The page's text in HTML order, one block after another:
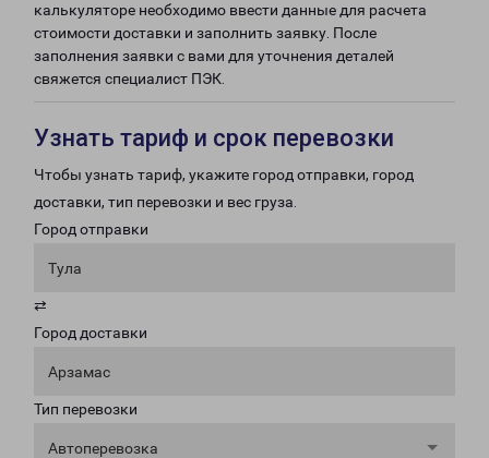
калькуляторе необходимо ввести данные для расчета
стоимости доставки и заполнить заявку. После
заполнения заявки с вами для уточнения деталей
свяжется специалист ПЭК.
Узнать тариф и срок перевозки
Чтобы узнать тариф, укажите город отправки, город
доставки, тип перевозки и вес груза.
Город отправки
Тула
⇄
Город доставки
Арзамас
Тип перевозки
Автоперевозка